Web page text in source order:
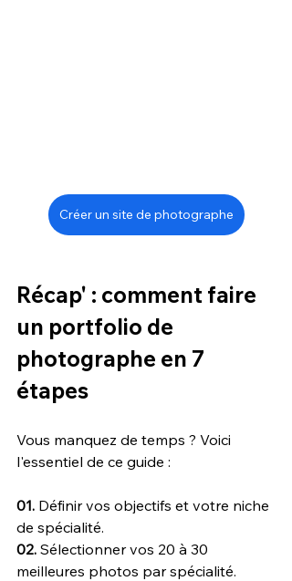
Créer un site de photographe
Récap' : comment faire
un portfolio de
photographe en 7
étapes
Vous manquez de temps ? Voici
l'essentiel de ce guide :
01. Définir vos objectifs et votre niche
de spécialité.
02. Sélectionner vos 20 à 30
meilleures photos par spécialité.